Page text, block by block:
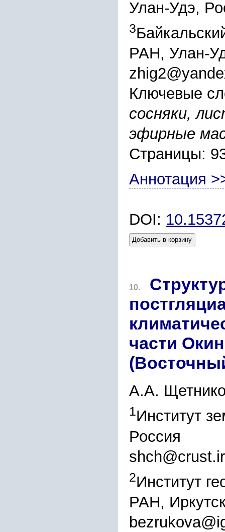
Улан-Удэ,
3
РАН, Улан-
Ключевые
сосняки,
эфирные
Страницы:
Аннотация
DOI:
Добавить в корзину
10.
части
А.А.
1Институт
Россия
2Институт
РАН,